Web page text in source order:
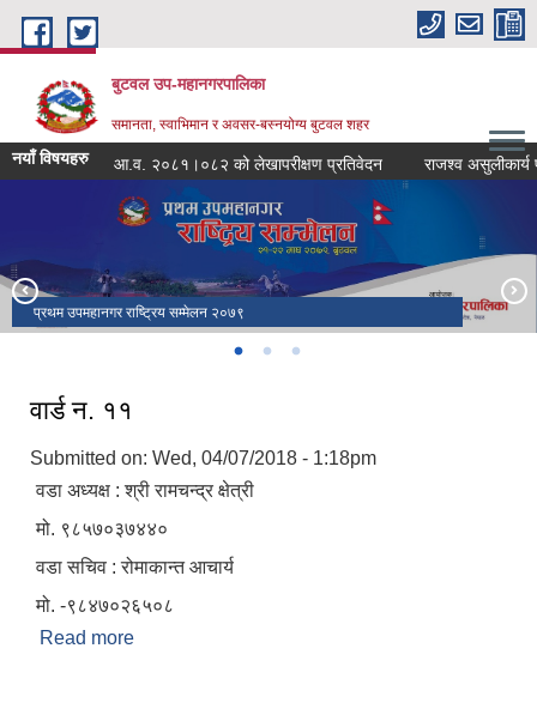
Skip to main content
बुटवल उप-महानगरपालिका
समानता, स्वाभिमान र अवसर-बस्नयोग्य बुटवल शहर
नयाँ विषयहरु आ.व. २०८१।०८२ को लेखापरीक्षण प्रतिवेदन राजश्व असुलीकार्य
प्रथम उपमहानगर राष्ट्रिय सम्मेलन २०७९
सपथ ग्रहण तथा पदस्थापन समारोह २०७९
वार्ड न. ११
Submitted on: Wed, 04/07/2018 - 1:18pm
वडा अध्यक्ष : श्री रामचन्द्र क्षेत्री
मो. ९८५७०३७४४०
वडा सचिव : रोमाकान्त आचार्य
मो. -९८४७०२६५०८
Read more